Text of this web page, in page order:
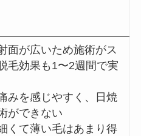
面が広いため施術がス
毛効果も1〜2週間で実
みを感じやすく、日焼
ができない
くて薄い毛はあまり得